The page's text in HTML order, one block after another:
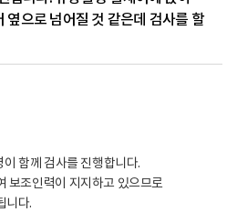
옆으로 넘어질 것 같은데 검사를 할
함께 검사를 진행합니다.
보조인력이 지지하고 있으므로
니다.